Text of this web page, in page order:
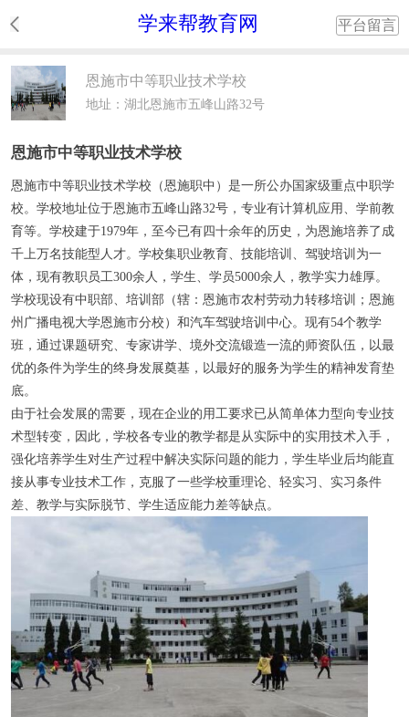
学来帮教育网 平台留言
恩施市中等职业技术学校
地址：湖北恩施市五峰山路32号
恩施市中等职业技术学校
恩施市中等职业技术学校（恩施职中）是一所公办国家级重点中职学
校。学校地址位于恩施市五峰山路32号，专业有计算机应用、学前教
育等。学校建于1979年，至今已有四十余年的历史，为恩施培养了成
千上万名技能型人才。学校集职业教育、技能培训、驾驶培训为一
体，现有教职员工300余人，学生、学员5000余人，教学实力雄厚。
学校现设有中职部、培训部（辖：恩施市农村劳动力转移培训；恩施
州广播电视大学恩施市分校）和汽车驾驶培训中心。现有54个教学
班，通过课题研究、专家讲学、境外交流锻造一流的师资队伍，以最
优的条件为学生的终身发展奠基，以最好的服务为学生的精神发育垫
底。
由于社会发展的需要，现在企业的用工要求已从简单体力型向专业技
术型转变，因此，学校各专业的教学都是从实际中的实用技术入手，
强化培养学生对生产过程中解决实际问题的能力，学生毕业后均能直
接从事专业技术工作，克服了一些学校重理论、轻实习、实习条件
差、教学与实际脱节、学生适应能力差等缺点。